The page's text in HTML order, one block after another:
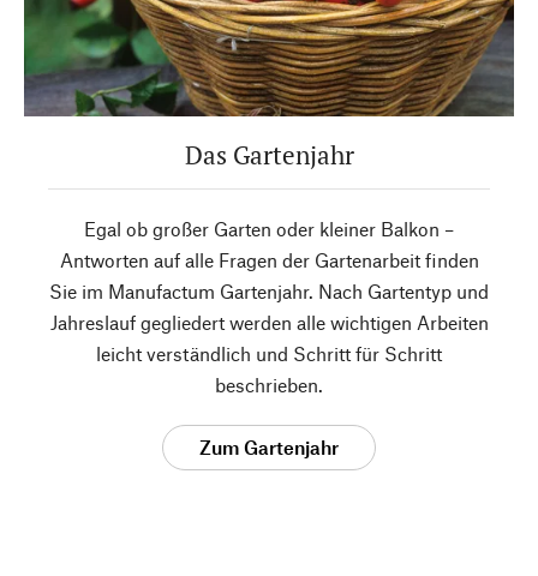
Das Gartenjahr
Egal ob großer Garten oder kleiner Balkon –
Antworten auf alle Fragen der Gartenarbeit finden
Sie im Manufactum Gartenjahr. Nach Gartentyp und
Jahreslauf gegliedert werden alle wichtigen Arbeiten
leicht verständlich und Schritt für Schritt
beschrieben.
Zum Gartenjahr